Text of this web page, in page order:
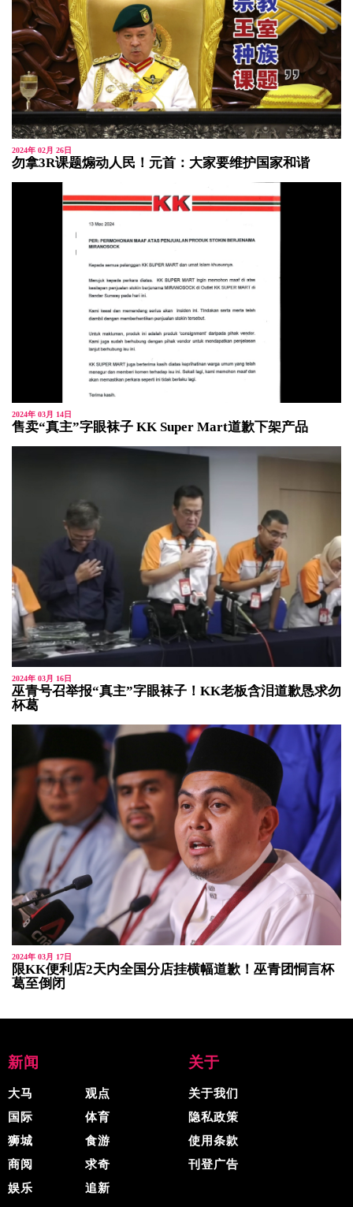
2024年 02月 26日
勿拿3R课题煽动人民！元首：大家要维护国家和谐
2024年 03月 14日
售卖“真主”字眼袜子 KK Super Mart道歉下架产品
2024年 03月 16日
巫青号召举报“真主”字眼袜子！KK老板含泪道歉恳求勿
杯葛
2024年 03月 17日
限KK便利店2天内全国分店挂横幅道歉！巫青团恫言杯
葛至倒闭
新闻
大马
国际
狮城
商阅
娱乐
观点
体育
食游
求奇
追新
关于
关于我们
隐私政策
使用条款
刊登广告